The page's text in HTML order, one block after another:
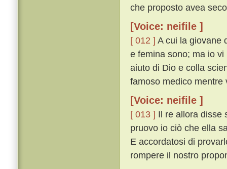
che proposto avea
[Voice: neifile ]
[ 012 ] A cui la giovane
e femina sono; ma io
aiuto di Dio e colla
famoso medico mentre
[Voice: neifile ]
[ 013 ] Il re allora disse
pruovo io ciò che ella
E accordatosi di
rompere il nostro